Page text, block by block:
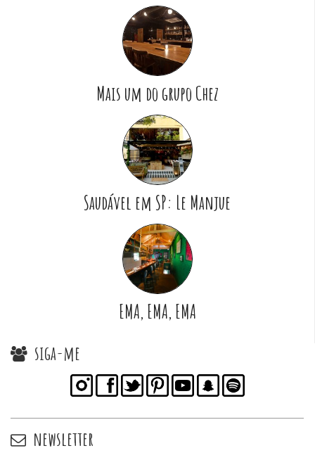
Mais um do grupo Chez
Saudável em SP: Le Manjue
EMA, EMA, EMA
siga-me
newsletter